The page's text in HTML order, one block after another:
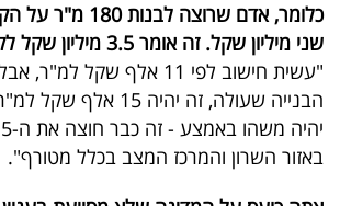
כלומר, אדם שרוצה
שני מיליון שקל. זה אומר 3.5 מיליון שקל לקוטג' באופקים.
"עשית חישוב לפי 11 אלף שקל
הבנייה שעולה, זה יהיה
באזור השרון והמרכז המצב בכלל מטורף".